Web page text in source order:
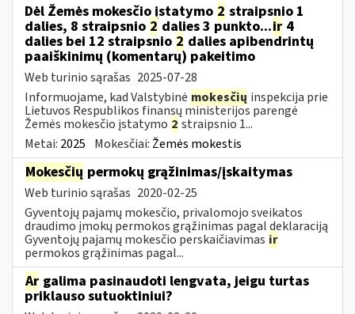
Dėl Žemės mokesčio įstatymo 2 straipsnio 1
dalies, 8 straipsnio 2 dalies 3 punkto...ir 4
dalies bei 12 straipsnio 2 dalies apibendrintų
paaiškinimų (komentarų) pakeitimo
Web turinio sąrašas 2025-07-28
Informuojame, kad Valstybinė mokesčių inspekcija prie
Lietuvos Respublikos finansų ministerijos parengė
Žemės mokesčio įstatymo 2 straipsnio 1...
Metai: 2025 Mokesčiai: Žemės mokestis
Mokesčių permokų grąžinimas/įskaitymas
Web turinio sąrašas 2020-02-25
Gyventojų pajamų mokesčio, privalomojo sveikatos
draudimo įmokų permokos grąžinimas pagal deklaraciją
Gyventojų pajamų mokesčio perskaičiavimas ir
permokos grąžinimas pagal...
Ar galima pasinaudoti lengvata, jeigu turtas
priklauso sutuoktiniui?